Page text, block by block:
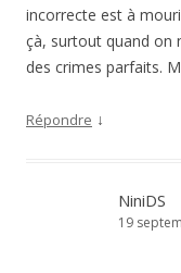
incorrecte est à
çà, surtout quand on
des crimes parfaits.
Répondre ↓
NiniDS
19